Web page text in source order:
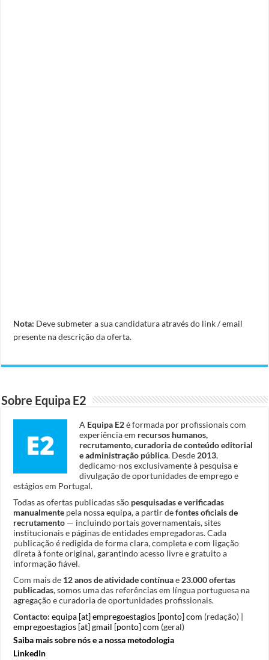
Nota: Deve submeter a sua candidatura através do link / email
presente na descrição da oferta.
Sobre Equipa E2
A Equipa E2é formada por profissionais com
experiência em recursos humanos,
recrutamento, curadoria de conteúdo editorial
e administração pública. Desde 2013,
dedicamo-nos exclusivamente à pesquisa e
divulgação de oportunidades de emprego e
estágios em Portugal.
Todas as ofertas publicadas são pesquisadas e verificadas
manualmente pela nossa equipa, a partir defontes oficiais de
recrutamento — incluindo portais governamentais, sites
institucionais e páginas de entidades empregadoras. Cada
publicação é redigida de forma clara, completa e com ligação
direta à fonte original, garantindo acesso livre e gratuito a
informação fiável.
Com mais de 12 anos de atividade contínuae 23.000 ofertas
publicadas, somos uma das referências em língua portuguesa na
agregação e curadoria de oportunidades profissionais.
Contacto: equipa [at] empregoestagios [ponto] com (redação) |
empregoestagios [at] gmail [ponto] com (geral)
Saiba mais sobre nós e a nossa metodologia
LinkedIn